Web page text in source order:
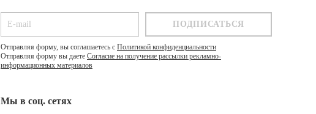
Мы в соц. cетях
Отправляя форму, вы соглашаетесь с Политикой конфиденциальности
Отправляя форму вы даете Согласие на получение рассылки рекламно-
информационных материалов